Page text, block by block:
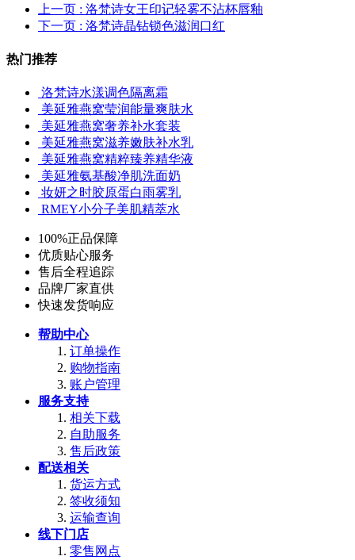
上一页 : 洛梵诗女王印记轻雾不沾杯唇釉
下一页 : 洛梵诗晶钻锁色滋润口红
热门推荐
洛梵诗水漾调色隔离霜
美延雅燕窝莹润能量爽肤水
美延雅燕窝奢养补水套装
美延雅燕窝滋养嫩肤补水乳
美延雅燕窝精粹臻养精华液
美延雅氨基酸净肌洗面奶
妆妍之时胶原蛋白雨雾乳
RMEY小分子美肌精萃水
100%正品保障
优质贴心服务
售后全程追踪
品牌厂家直供
快速发货响应
帮助中心
订单操作
购物指南
账户管理
服务支持
相关下载
自助服务
售后政策
配送相关
货运方式
签收须知
运输查询
线下门店
零售网点